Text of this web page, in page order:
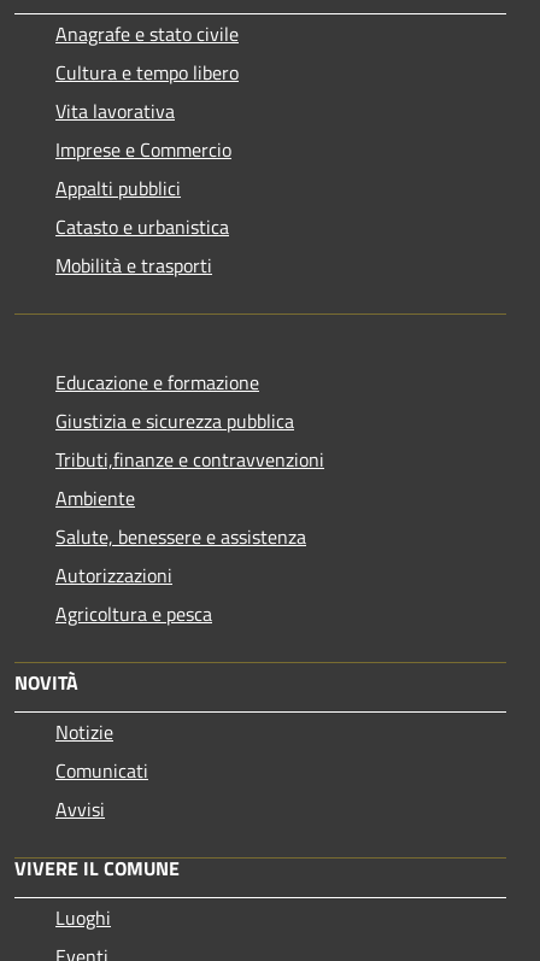
Anagrafe e stato civile
Cultura e tempo libero
Vita lavorativa
Imprese e Commercio
Appalti pubblici
Catasto e urbanistica
Mobilità e trasporti
Educazione e formazione
Giustizia e sicurezza pubblica
Tributi,finanze e contravvenzioni
Ambiente
Salute, benessere e assistenza
Autorizzazioni
Agricoltura e pesca
NOVITÀ
Notizie
Comunicati
Avvisi
VIVERE IL COMUNE
Luoghi